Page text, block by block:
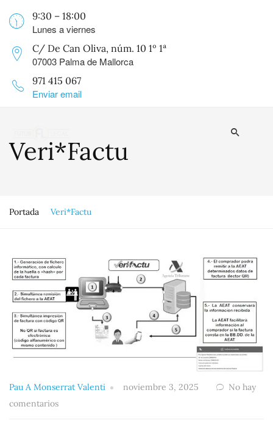
9:30 – 18:00
Lunes a viernes
C/ De Can Oliva, núm. 10 1º 1ª
07003 Palma de Mallorca
971 415 067
Enviar email
Veri*Factu
Portada Veri*Factu
Pau A Monserrat Valenti noviembre 3, 2025
No hay
comentarios